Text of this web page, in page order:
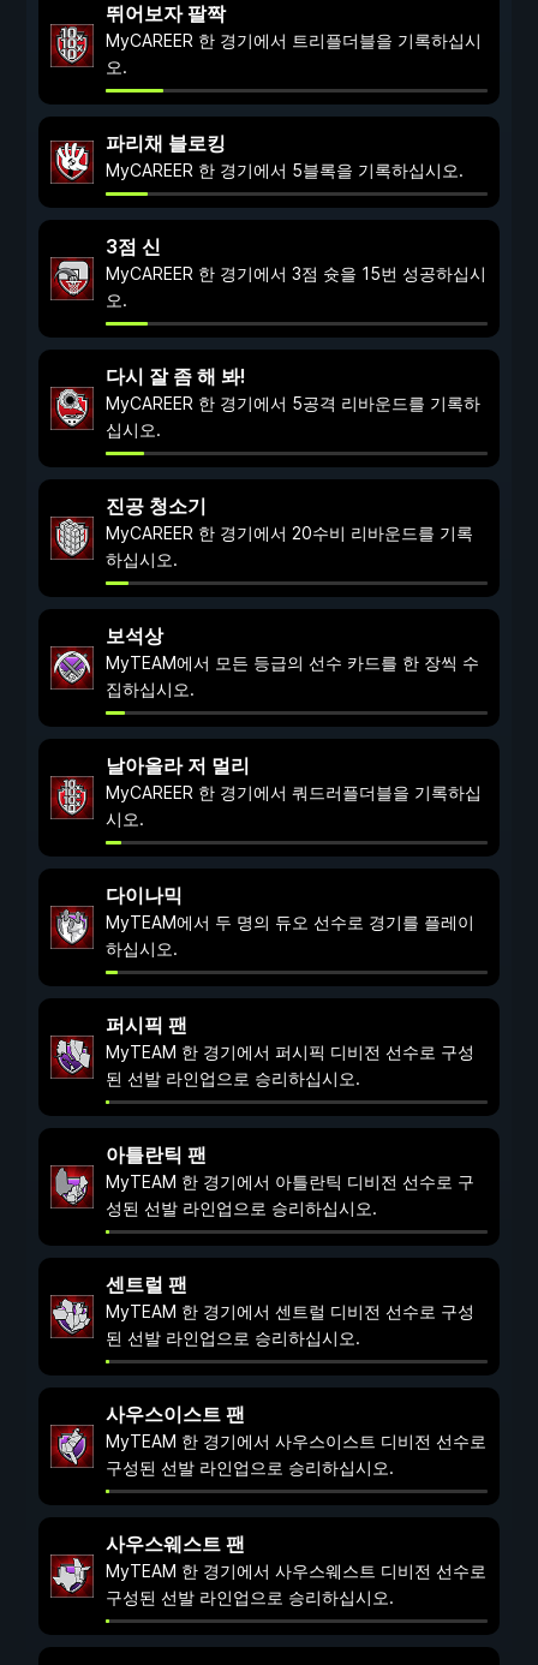
뛰어보자 팔짝
MyCAREER 한 경기에서 트리플더블을 기록하십시
오.
파리채 블로킹
MyCAREER 한 경기에서 5블록을 기록하십시오.
3점 신
MyCAREER 한 경기에서 3점 슛을 15번 성공하십시
오.
다시 잘 좀 해 봐!
MyCAREER 한 경기에서 5공격 리바운드를 기록하
십시오.
진공 청소기
MyCAREER 한 경기에서 20수비 리바운드를 기록
하십시오.
보석상
MyTEAM에서 모든 등급의 선수 카드를 한 장씩 수
집하십시오.
날아올라 저 멀리
MyCAREER 한 경기에서 쿼드러플더블을 기록하십
시오.
다이나믹
MyTEAM에서 두 명의 듀오 선수로 경기를 플레이
하십시오.
퍼시픽 팬
MyTEAM 한 경기에서 퍼시픽 디비전 선수로 구성
된 선발 라인업으로 승리하십시오.
아틀란틱 팬
MyTEAM 한 경기에서 아틀란틱 디비전 선수로 구
성된 선발 라인업으로 승리하십시오.
센트럴 팬
MyTEAM 한 경기에서 센트럴 디비전 선수로 구성
된 선발 라인업으로 승리하십시오.
사우스이스트 팬
MyTEAM 한 경기에서 사우스이스트 디비전 선수로
구성된 선발 라인업으로 승리하십시오.
사우스웨스트 팬
MyTEAM 한 경기에서 사우스웨스트 디비전 선수로
구성된 선발 라인업으로 승리하십시오.